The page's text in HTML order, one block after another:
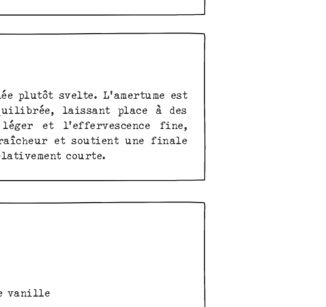
plutôt svelte. L'amertume est
laissant place à des
et l'effervescence fine,
et soutient une finale
courte.
vanille